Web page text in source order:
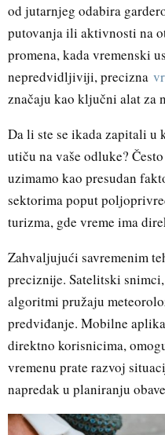
od jutarnjeg odabira
putovanja ili aktivnosti na
promena, kada vremenski
nepredvidljiviji, precizna
značaju kao ključni alat za
Da li ste se ikada zapitali
utiču na vaše odluke?
uzimamo kao presudan
sektorima poput
turizma, gde vreme ima
Zahvaljujući savremenim
preciznije. Satelitski
algoritmi pružaju
predviđanje. Mobilne
direktno korisnicima,
vremenu prate razvoj
napredak u planiranju